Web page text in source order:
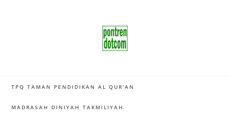
TPQ TAMAN PENDIDIKAN AL QUR’AN
MADRASAH DINIYAH TAKMILIYAH